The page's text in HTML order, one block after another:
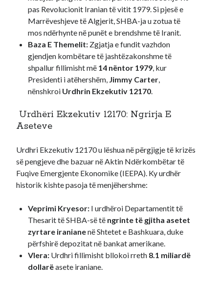
pas Revolucionit Iranian të vitit 1979. Si pjesë e
Marrëveshjeve të Algjerit, SHBA-ja u zotua të
mos ndërhynte në punët e brendshme të Iranit.
Baza E Themelit: Zgjatja e fundit vazhdon
gjendjen kombëtare të jashtëzakonshme të
shpallur fillimisht më 14 nëntor 1979, kur
Presidenti i atëhershëm, Jimmy Carter,
nënshkroi Urdhrin Ekzekutiv 12170.
Urdhëri Ekzekutiv 12170: Ngrirja E
Aseteve
Urdhri Ekzekutiv 12170 u lëshua në përgjigje të krizës
së pengjeve dhe bazuar në Aktin Ndërkombëtar të
Fuqive Emergjente Ekonomike (IEEPA). Ky urdhër
historik kishte pasoja të menjëhershme:
Veprimi Kryesor: I urdhëroi Departamentit të
Thesarit të SHBA-së të ngrinte të gjitha asetet
zyrtare iranianenë Shtetet e Bashkuara, duke
përfshirë depozitat në bankat amerikane.
Vlera: Urdhri fillimisht bllokoi rreth 8.1 miliardë
dollarëasete iraniane.